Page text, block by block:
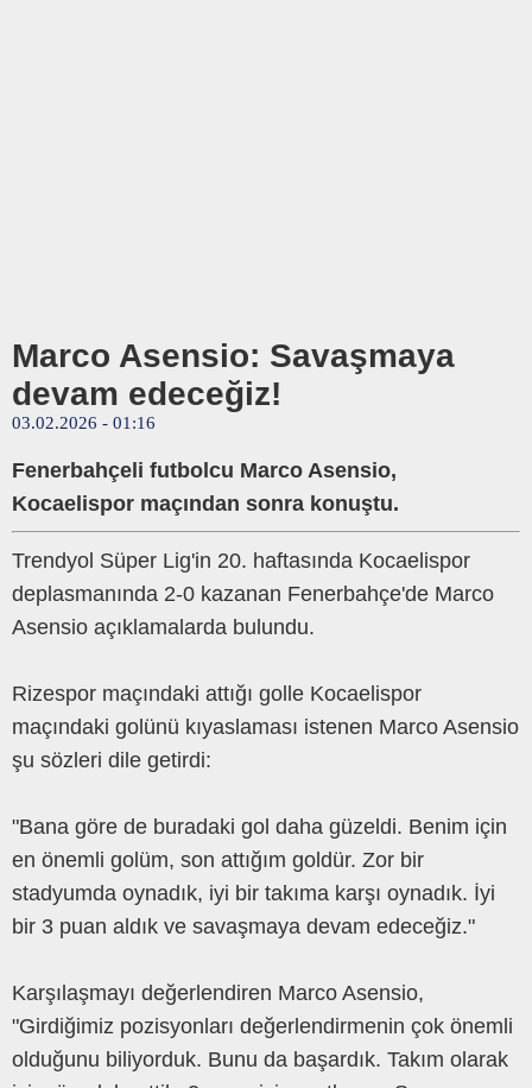
Marco Asensio: Savaşmaya
devam edeceğiz!
03.02.2026 - 01:16
Fenerbahçeli futbolcu Marco Asensio,
Kocaelispor maçından sonra konuştu.
Trendyol Süper Lig'in 20. haftasında Kocaelispor
deplasmanında 2-0 kazanan Fenerbahçe'de Marco
Asensio açıklamalarda bulundu.
Rizespor maçındaki attığı golle Kocaelispor
maçındaki golünü kıyaslaması istenen Marco Asensio
şu sözleri dile getirdi:
"Bana göre de buradaki gol daha güzeldi. Benim için
en önemli golüm, son attığım goldür. Zor bir
stadyumda oynadık, iyi bir takıma karşı oynadık. İyi
bir 3 puan aldık ve savaşmaya devam edeceğiz."
Karşılaşmayı değerlendiren Marco Asensio,
"Girdiğimiz pozisyonları değerlendirmenin çok önemli
olduğunu biliyorduk. Bunu da başardık. Takım olarak